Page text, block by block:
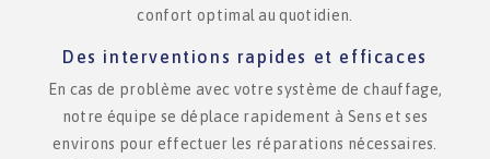
confort optimal au quotidien.
Des interventions rapides et efficaces
En cas de problème avec votre système de chauffage,
notre équipe se déplace rapidement à Sens et ses
environs pour effectuer les réparations nécessaires.